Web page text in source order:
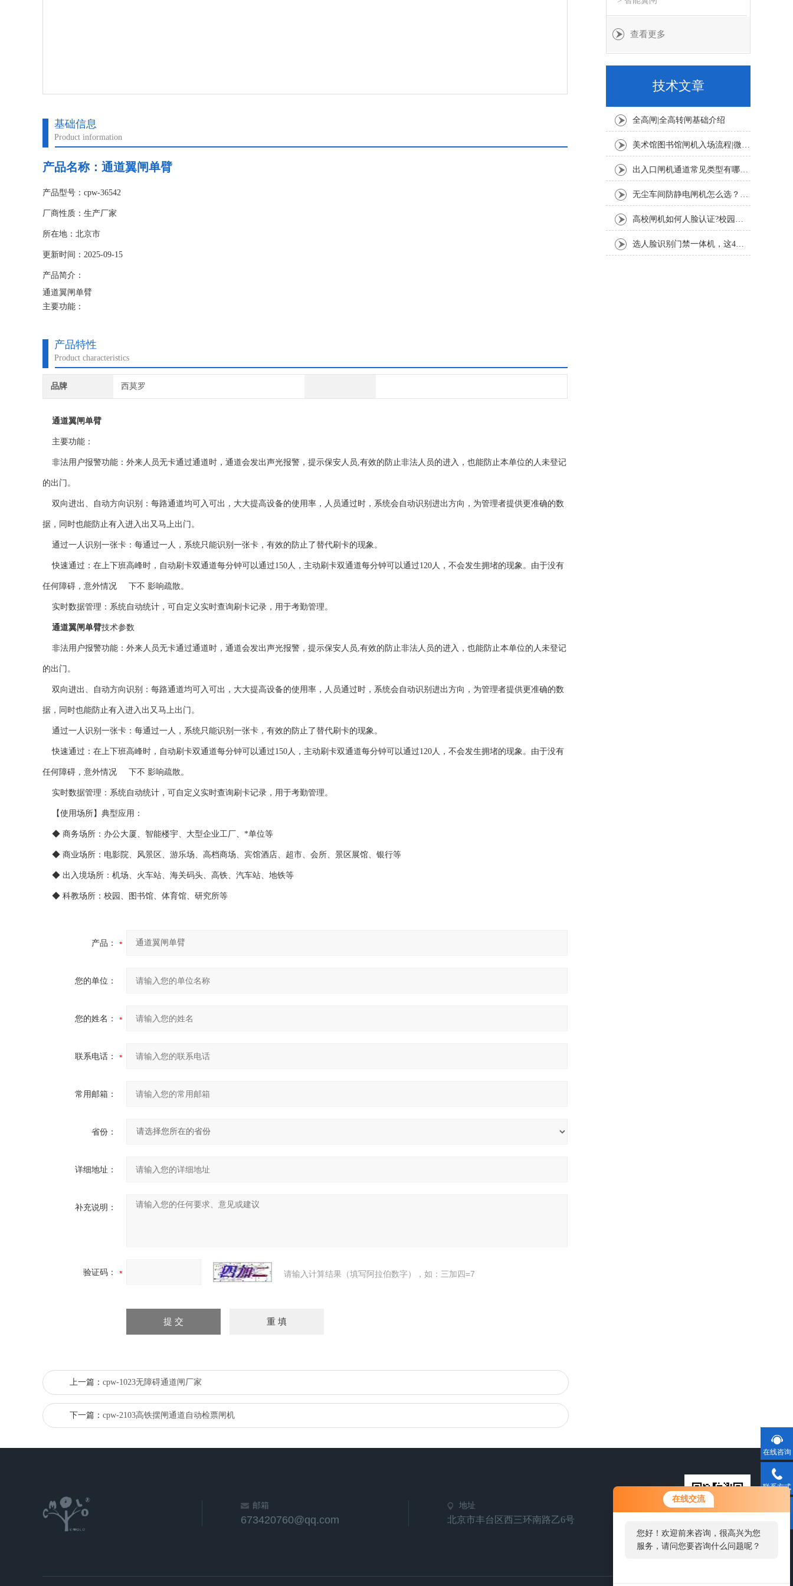
在线交流
您好！欢迎前来咨询，很高兴为您
服务，请问您要咨询什么问题呢？
基础信息
Product information
产品名称： 通道翼闸单臂
产品型号：cpw-36542
厂商性质：生产厂家
所在地：北京市
更新时间：2025-09-15
产品简介：
通道翼闸单臂
主要功能：
双向进出、自动方向识别：每路通道均可入可出，大大提高设备的使用率，人员通过时，系统会自动识别进出方向，为管理者提供更准确的数
据，同时也能防止有入进入出又马上出门。
通过一人识别一张卡：每通过一人，系
产品特性
Product characteristics
品牌 西莫罗
通道翼闸单臂
主要功能：
非法用户报警功能：外来人员无卡通过通道时，通道会发出声光报警，提示保安人员,有效的防止非法人员的进入，也能防止本单位的人未登记
的出门。
双向进出、自动方向识别：每路通道均可入可出，大大提高设备的使用率，人员通过时，系统会自动识别进出方向，为管理者提供更准确的数
据，同时也能防止有入进入出又马上出门。
通过一人识别一张卡：每通过一人，系统只能识别一张卡，有效的防止了替代刷卡的现象。
快速通过：在上下班高峰时，自动刷卡双通道每分钟可以通过150人，主动刷卡双通道每分钟可以通过120人，不会发生拥堵的现象。由于没有
任何障碍，意外情况 下不 影响疏散。
实时数据管理：系统自动统计，可自定义实时查询刷卡记录，用于考勤管理。
通道翼闸单臂技术参数
非法用户报警功能：外来人员无卡通过通道时，通道会发出声光报警，提示保安人员,有效的防止非法人员的进入，也能防止本单位的人未登记
的出门。
双向进出、自动方向识别：每路通道均可入可出，大大提高设备的使用率，人员通过时，系统会自动识别进出方向，为管理者提供更准确的数
据，同时也能防止有入进入出又马上出门。
通过一人识别一张卡：每通过一人，系统只能识别一张卡，有效的防止了替代刷卡的现象。
快速通过：在上下班高峰时，自动刷卡双通道每分钟可以通过150人，主动刷卡双通道每分钟可以通过120人，不会发生拥堵的现象。由于没有
任何障碍，意外情况 下不 影响疏散。
实时数据管理：系统自动统计，可自定义实时查询刷卡记录，用于考勤管理。
【使用场所】典型应用：
◆ 商务场所：办公大厦、智能楼宇、大型企业工厂、*单位等
◆ 商业场所：电影院、风景区、游乐场、高档商场、宾馆酒店、超市、会所、景区展馆、银行等
◆ 出入境场所：机场、火车站、海关码头、高铁、汽车站、地铁等
◆ 科教场所：校园、图书馆、体育馆、研究所等
产品：
您的单位：
您的姓名：
联系电话：
常用邮箱：
省份：
详细地址：
补充说明：
验证码： 请输入计算结果（填写阿拉伯数字），如：三加四=7
上一篇： cpw-1023无障碍通道闸厂家
下一篇： cpw-2103高铁摆闸通道自动检票闸机
查看更多
技术文章
全高闸|全高转闸基础介绍
美术馆图书馆闸机入场流程|微信公众号预约+人脸扫码登记教程
出入口闸机通道常见类型有哪些？摆闸、翼闸、三辊闸适用场景详解
无尘车间防静电闸机怎么选？半导体 SMT 车间 ESD 闸机选型要点
高校闸机如何人脸认证?校园人脸识别通行完整流程
选人脸识别门禁一体机，这4个核心指标一定要看！
邮箱
673420760@qq.com
地址
北京市丰台区西三环南路乙6号
在线咨询
联系方式